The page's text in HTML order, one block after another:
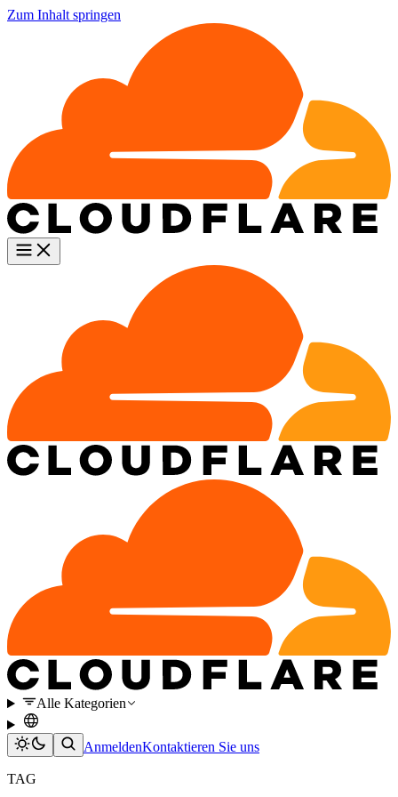
Zum Inhalt springen
Alle Kategorien
AnmeldenKontaktieren Sie uns
TAG